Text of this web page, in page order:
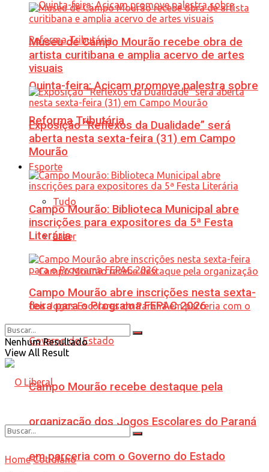
Quinta-feira: Acicam promove palestra sobre
Reforma Tributária
Esporte
Tudo
Lazer
Campo Mourão recebe destaque pela
organização dos Jogos Escolares do Paraná
em parceria com o Governo do Estado
Museu de Campo Mourão recebe obra de
artista curitibana e amplia acervo de artes
visuais
Exposição “Reflexos da Dualidade” será
aberta nesta sexta-feira (31) em Campo
Mourão
Campo Mourão: Biblioteca Municipal abre
inscrições para expositores da 5ª Festa
Literária
Campo Mourão abre inscrições nesta sexta-
feira para o Programa FEPAC 2026
Nenhum Resultado
View All Result
Home Cotidiano